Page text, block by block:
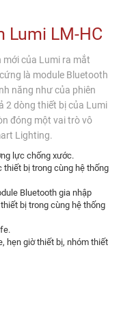
Lumi LM-HC
mới của Lumi ra mắt
là module Bluetooth
năng như của phiên
2 dòng thiết bị của Lumi
đóng một vai trò vô
Lighting.
lực chống xước.
thiết bị trong cùng hệ thống
Bluetooth gia nhập
bị trong cùng hệ thống
hẹn giờ thiết bị, nhóm thiết